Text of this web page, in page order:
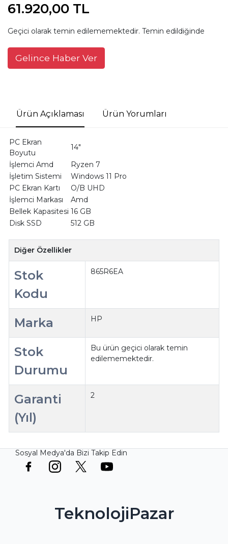
61.920,00 TL
Geçici olarak temin edilememektedir. Temin edildiğinde
Gelince Haber Ver
Ürün Açıklaması Ürün Yorumları
PC Ekran
Boyutu
14"
İşlemci Amd
Ryzen 7
İşletim Sistemi
Windows 11 Pro
PC Ekran Kartı
O/B UHD
İşlemci Markası
Amd
Bellek Kapasitesi 16 GB
Disk SSD
512 GB
Diğer Özellikler
Stok
Kodu
865R6EA
Marka HP
Stok
Durumu
Bu ürün geçici olarak temin
edilememektedir.
Garanti
(Yıl)
2
Sosyal Medya'da Bizi Takip Edin
TeknolojiPazar